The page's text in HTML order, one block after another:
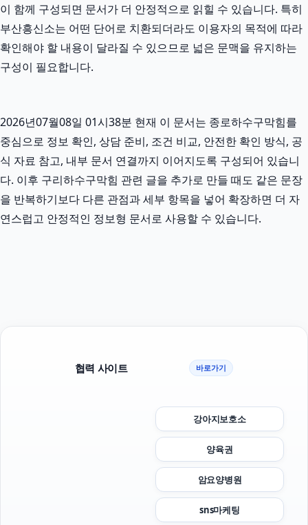
이 함께 구성되면 문서가 더 안정적으로 읽힐 수 있습니다. 특히
부산흥신소는 어떤 단어로 치환되더라도 이용자의 목적에 따라
확인해야 할 내용이 달라질 수 있으므로 넓은 문맥을 유지하는
구성이 필요합니다.
2026년07월08일 01시38분 현재 이 문서는 종로하수구막힘를
중심으로 정보 확인, 상담 준비, 조건 비교, 안전한 확인 방식, 공
식 자료 참고, 내부 문서 연결까지 이어지도록 구성되어 있습니
다. 이후 구리하수구막힘 관련 글을 추가로 만들 때도 같은 문장
을 반복하기보다 다른 관점과 세부 항목을 넣어 확장하면 더 자
연스럽고 안정적인 정보형 문서로 사용할 수 있습니다.
협력 사이트 바로가기
강아지보호소
양육권
암요양병원
sns마케팅